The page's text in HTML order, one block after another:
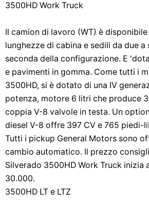
3500HD Work Truck
Il camion di lavoro (WT) è
lunghezze di cabina e sedili da due a
seconda della configurazione. E
e pavimenti in gomma. Come tutti i
3500HD, si è dotato di una IV
potenza, motore 6 litri che produce
coppia V-8 valvole in testa. Un
diesel V-8 offre 397 CV e 765 piedi-
Tutti i pickup General Motors sono
cambio automatico. Il prezzo
Silverado 3500HD Work Truck inizia
30.000.
3500HD LT e LTZ